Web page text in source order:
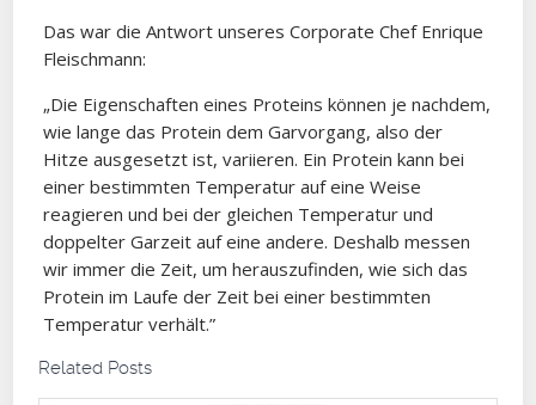
Das war die Antwort unseres Corporate Chef Enrique
Fleischmann:
„Die Eigenschaften eines Proteins können je nachdem,
wie lange das Protein dem Garvorgang, also der
Hitze ausgesetzt ist, variieren. Ein Protein kann bei
einer bestimmten Temperatur auf eine Weise
reagieren und bei der gleichen Temperatur und
doppelter Garzeit auf eine andere. Deshalb messen
wir immer die Zeit, um herauszufinden, wie sich das
Protein im Laufe der Zeit bei einer bestimmten
Temperatur verhält.”
Related Posts